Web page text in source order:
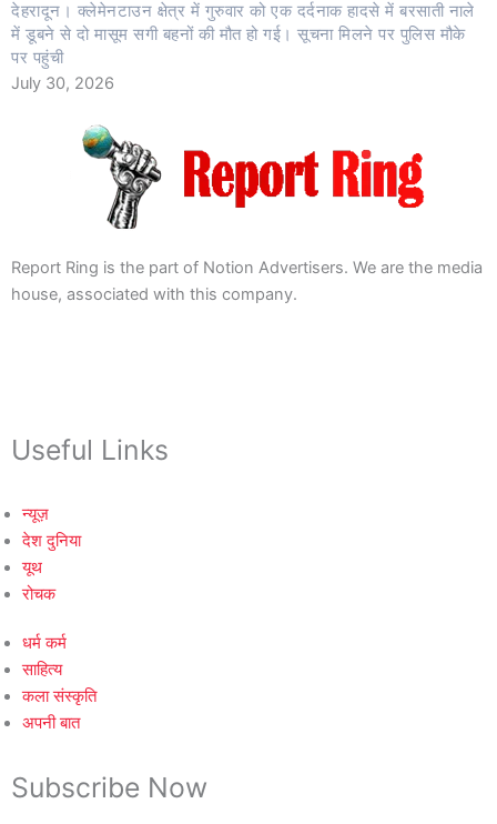
देहरादून। क्लेमेनटाउन क्षेत्र में गुरुवार को एक दर्दनाक हादसे में बरसाती नाले
में डूबने से दो मासूम सगी बहनों की मौत हो गई। सूचना मिलने पर पुलिस मौके
पर पहुंची
July 30, 2026
Report Ring is the part of Notion Advertisers. We are the media
house, associated with this company.
Useful Links
न्यूज़
देश दुनिया
यूथ
रोचक
धर्म कर्म
साहित्य
कला संस्कृति
अपनी बात
Subscribe Now